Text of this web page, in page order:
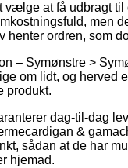
vælge at få udbragt
men
ordren, som
– Symønstre >
om lidt, og
produkt.
dag-til-dag
&
sådan at de har
hjemad.